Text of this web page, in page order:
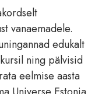
vanaemadele.
edukalt
ning pälvisid
eelmise aasta